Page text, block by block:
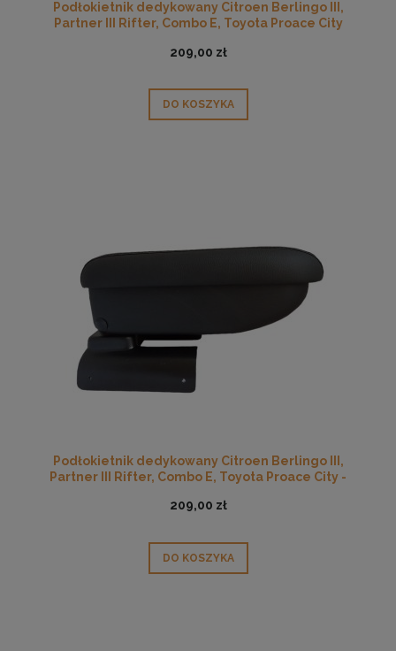
Podłokietnik dedykowany Citroen Berlingo III,
Partner III Rifter, Combo E, Toyota Proace City
209,00 zł
DO KOSZYKA
Podłokietnik dedykowany Citroen Berlingo III,
Partner III Rifter, Combo E, Toyota Proace City -
209,00 zł
DO KOSZYKA